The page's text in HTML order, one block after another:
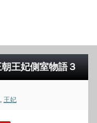
王妃側室物語３
王妃